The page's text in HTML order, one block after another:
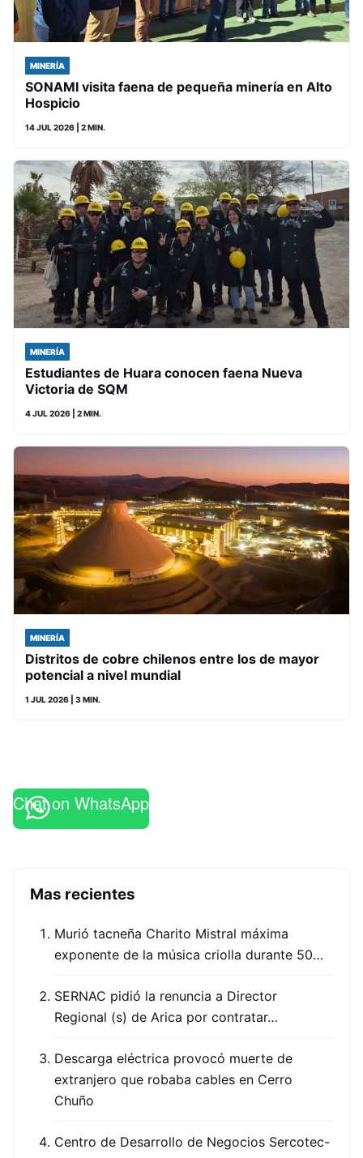
MINERÍA
SONAMI visita faena de pequeña minería en Alto
Hospicio
14 JUL 2026 | 2 MIN.
MINERÍA
Estudiantes de Huara conocen faena Nueva
Victoria de SQM
4 JUL 2026 | 2 MIN.
MINERÍA
Distritos de cobre chilenos entre los de mayor
potencial a nivel mundial
1 JUL 2026 | 3 MIN.
Chat on WhatsApp
Mas recientes
Murió tacneña Charito Mistral máxima
exponente de la música criolla durante 50…
SERNAC pidió la renuncia a Director
Regional (s) de Arica por contratar…
Descarga eléctrica provocó muerte de
extranjero que robaba cables en Cerro
Chuño
Centro de Desarrollo de Negocios Sercotec-